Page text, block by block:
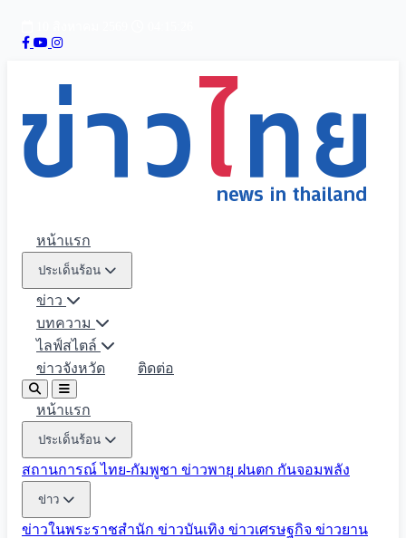
หน้าแรก
ประเด็นร้อน
ข่าว
บทความ
ไลฟ์สไตล์
ข่าวจังหวัด
ติดต่อ
หน้าแรก
ประเด็นร้อน
สถานการณ์ ไทย-กัมพูชา ข่าวพายุ ฝนตก กันจอมพลัง
ข่าว
ข่าวในพระราชสำนัก ข่าวบันเทิง ข่าวเศรษฐกิจ ข่าวยาน